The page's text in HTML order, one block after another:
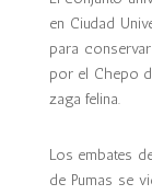
en Ciudad
para
por el Chepo
zaga felina.
Los embates
de Pumas se